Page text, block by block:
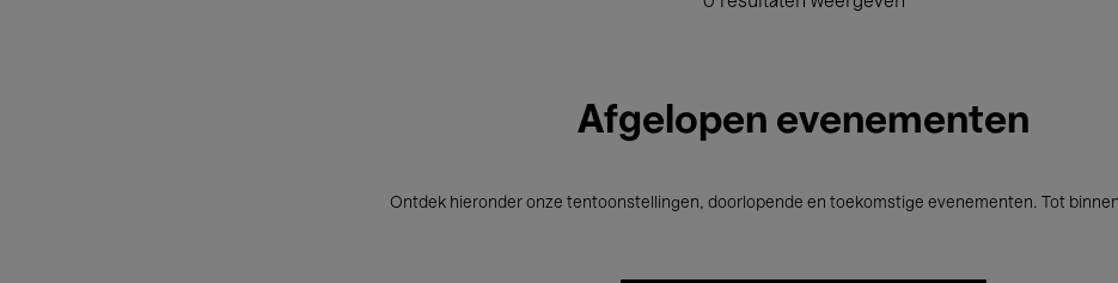
Afgelopen evenementen
Ontdek hieronder onze tentoonstellingen, doorlopende en toekomstige evenementen. Tot